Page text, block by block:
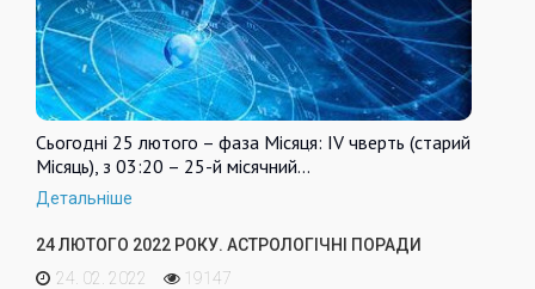
Сьогодні 25 лютого – фаза Місяця: IV чверть (старий
Місяць), з 03:20 – 25-й місячний…
Детальніше
24 ЛЮТОГО 2022 РОКУ. АСТРОЛОГІЧНІ ПОРАДИ
24. 02. 2022
19147